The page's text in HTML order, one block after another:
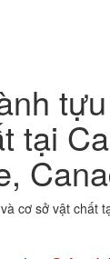
tại